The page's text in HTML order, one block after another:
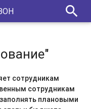
search
сотрудникам
сотрудникам
плановыми